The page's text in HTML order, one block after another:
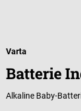
Varta
Batterie
Alkaline Baby-